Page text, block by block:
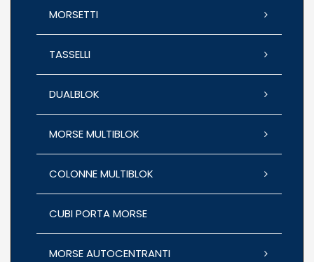
MORSETTI
TASSELLI
DUALBLOK
MORSE MULTIBLOK
COLONNE MULTIBLOK
CUBI PORTA MORSE
MORSE AUTOCENTRANTI